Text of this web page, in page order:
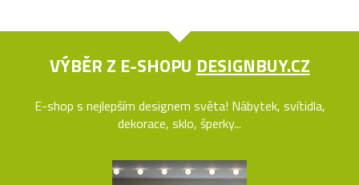
VÝBĚR Z E-SHOPU DESIGNBUY.CZ
E-shop s nejlepším designem světa! Nábytek, svítidla,
dekorace, sklo, šperky...